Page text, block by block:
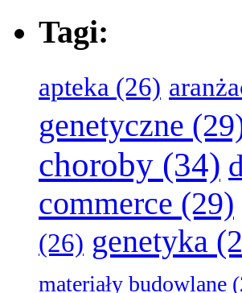
Tagi:
apteka (26)
genetyczne
choroby (34)
commerce (29)
(26) genetyka
materiały budowlane